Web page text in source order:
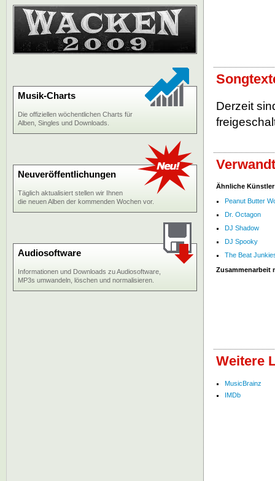
Derzeit
Ähnliche Künstler
Peanut Butter
Dr. Octagon
DJ Shadow
DJ Spooky
The Beat
Zusammenarbeit
Weitere
MusicBrainz
IMDb
Musik-Charts
Die offiziellen wöchentlichen Charts für
Alben, Singles und Downloads.
Neuveröffentlichungen
Täglich aktualisiert stellen wir Ihnen
die neuen Alben der kommenden Wochen vor.
Audiosoftware
Informationen und Downloads zu Audiosoftware,
MP3s umwandeln, löschen und normalisieren.